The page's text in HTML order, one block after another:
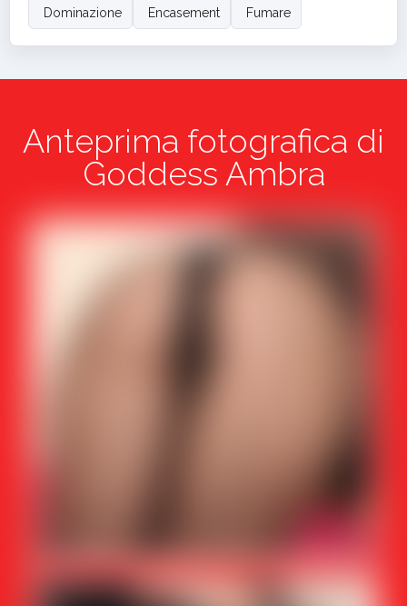
Dominazione Encasement Fumare
Anteprima fotografica di
Goddess Ambra